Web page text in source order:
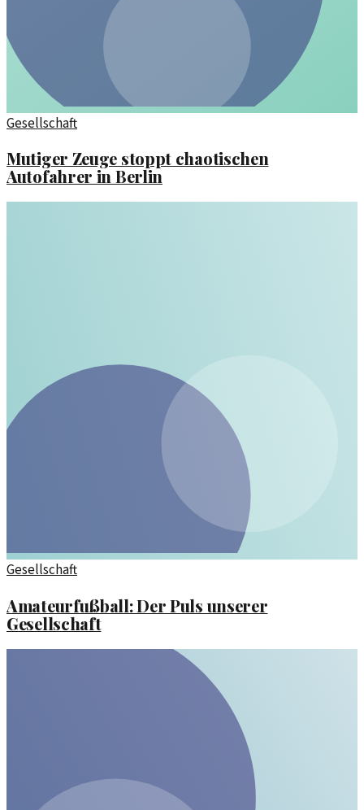
Gesellschaft
Mutiger Zeuge stoppt chaotischen
Autofahrer in Berlin
Gesellschaft
Amateurfußball: Der Puls unserer
Gesellschaft